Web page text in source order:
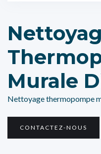
Murale
Nettoyage thermopompe
CONTACTEZ-NOUS